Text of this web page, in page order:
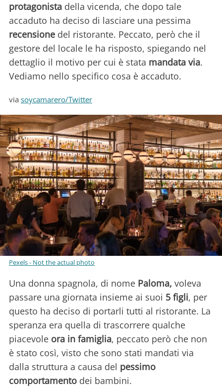
protagonista della vicenda, che dopo tale
accaduto ha deciso di lasciare una pessima
recensione del ristorante. Peccato, però che il
gestore del locale le ha risposto, spiegando nel
dettaglio il motivo per cui è stata mandata via.
Vediamo nello specifico cosa è accaduto.
via soycamarero/Twitter
Pexels - Not the actual photo
Una donna spagnola, di nome Paloma, voleva
passare una giornata insieme ai suoi 5 figli, per
questo ha deciso di portarli tutti al ristorante. La
speranza era quella di trascorrere qualche
piacevole ora in famiglia, peccato però che non
è stato così, visto che sono stati mandati via
dalla struttura a causa del pessimo
comportamento dei bambini.